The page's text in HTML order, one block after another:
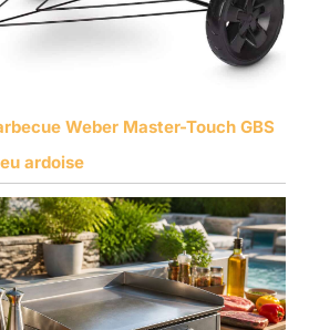
Weber Master-Touch GBS
ardoise